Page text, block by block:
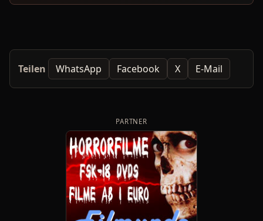
Teilen WhatsApp Facebook X E-Mail
PARTNER